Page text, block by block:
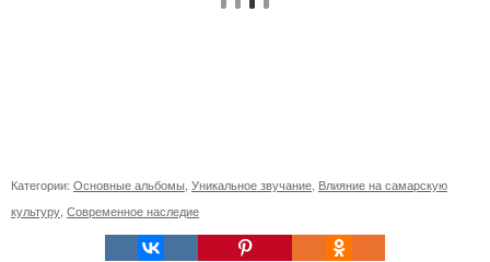
Категории: Основные альбомы Уникальное звучание Влияние на самарскую
культуру Современное наследие